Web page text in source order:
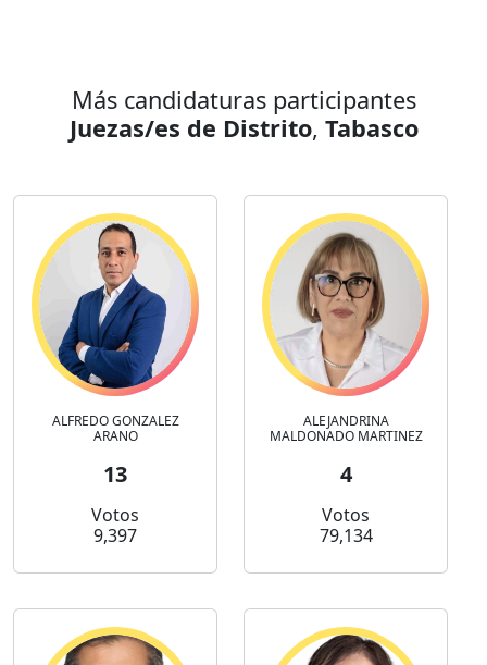
Más candidaturas participantes
Juezas/es de Distrito, Tabasco
ALFREDO GONZALEZ
ARANO
13
Votos
9,397
ALEJANDRINA
MALDONADO MARTINEZ
4
Votos
79,134